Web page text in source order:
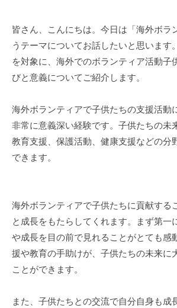
皆さん、こんにちは。今日は「海外ボラ
うテーマについてお話したいと思います
を対象に、海外でのボランティア活動子
びと意義についてご紹介します。
海外ボランティアで子供たちの支援活動
非常に意義深い経験です。子供たちの未
教育支援、保護活動、健康支援などの分
できます。
海外ボランティアで子供たちに貢献する
と成長をもたらしてくれます。まず第一
や成長を目の前で見れることがとても感
援や教育の手助けが、子供たちの未来に
ことができます。
また、子供たちとの交流で自分自身も成